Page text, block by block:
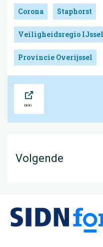
Corona Staphorst
Veiligheidsregio
Provincie Overijssel
Volgende